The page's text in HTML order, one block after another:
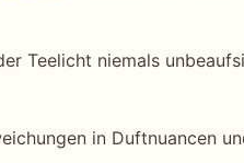
Teelicht niemals
in Duftnuancen